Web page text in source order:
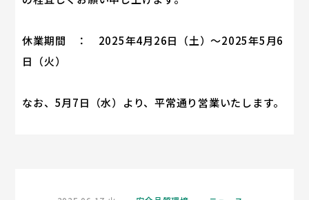
休業期間 ： 2025年4月26日（土）～2025年5月6
日（火）
なお、5月7日（水）より、平常通り営業いたします。